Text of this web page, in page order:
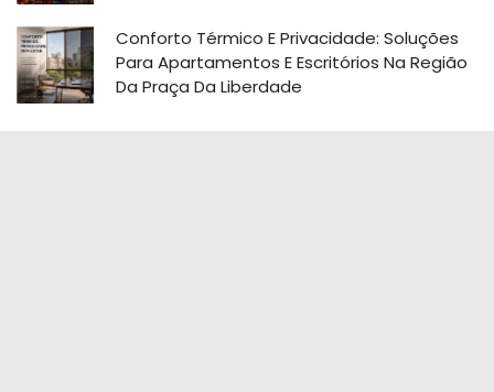
Conforto Térmico E Privacidade: Soluções
Para Apartamentos E Escritórios Na Região
Da Praça Da Liberdade